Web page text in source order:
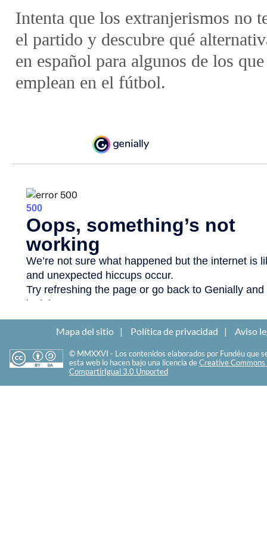
objetivo es colaborar con el
del español en los
comunicación y en Internet.
Intenta que los extranjerismos no
el partido y descubre qué
en español para algunos de los que
emplean en el fútbol.
Mapa del sitio Política de privacidad Aviso
© MMXXVI - Los contenidos elaborados por Fundéu que
esta web lo hacen bajo una licencia de Creative
CompartirIgual 3.0 Unported